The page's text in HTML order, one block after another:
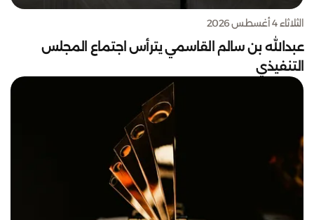
الثلاثاء 4 أغسطس 2026
عبدالله بن سالم القاسمي يترأس اجتماع المجلس
التنفيذي